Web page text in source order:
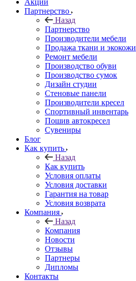
Партнерство
Назад
Партнерство
Производители мебели
Продажа ткани и экокожи
Ремонт мебели
Производство обуви
Производство сумок
Дизайн студии
Стеновые панели
Производители кресел
Спортивный инвентарь
Пошив автокресел
Сувениры
Блог
Как купить
Назад
Как купить
Условия оплаты
Условия доставки
Гарантия на товар
Условия возврата
Компания
Назад
Компания
Новости
Отзывы
Партнеры
Дипломы
Контакты